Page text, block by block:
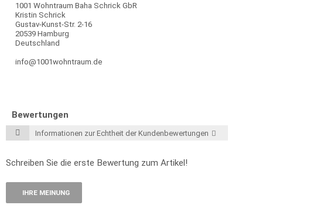
1001 Wohntraum Baha Schrick GbR
Kristin Schrick
Gustav-Kunst-Str. 2-16
20539 Hamburg
Deutschland
info@1001wohntraum.de
Bewertungen
Informationen zur Echtheit der Kundenbewertungen
Schreiben Sie die erste Bewertung zum Artikel!
IHRE MEINUNG